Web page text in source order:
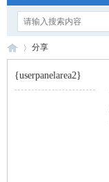
分享
{userpanelarea2}